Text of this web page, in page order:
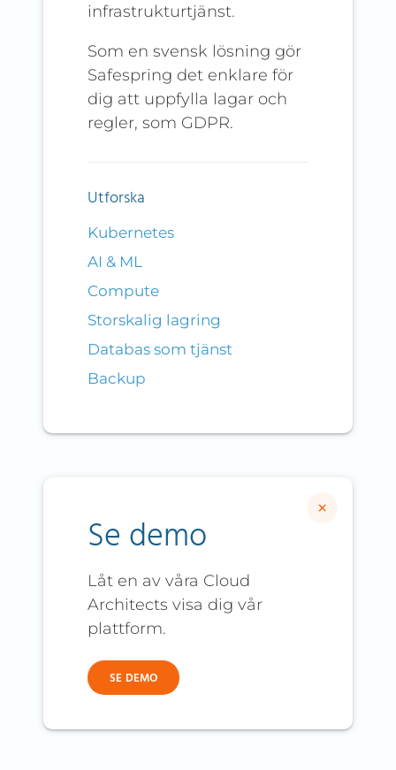
infrastrukturtjänst.
Som en svensk lösning gör
Safespring det enklare för
dig att uppfylla lagar och
regler, som GDPR.
Utforska
Kubernetes
AI & ML
Compute
Storskalig lagring
Databas som tjänst
Backup
Se demo
Låt en av våra Cloud
Architects visa dig vår
plattform.
SE DEMO
×